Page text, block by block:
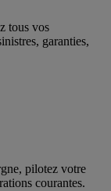
tous vos
garanties,
pilotez votre
courantes.